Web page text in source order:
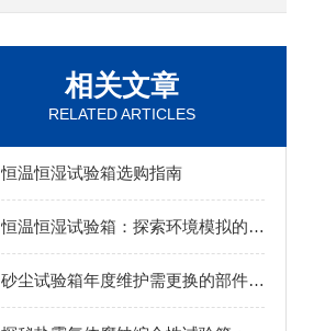
相关文章
RELATED ARTICLES
恒温恒湿试验箱选购指南
恒温恒湿试验箱：探索环境模拟的奥秘
砂尘试验箱年度维护需更换的部件及判断依据